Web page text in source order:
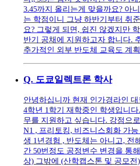
3.45까지 올리는게 맞을까요? 아
는 학점이니 그냥 하반기부터 취
요? 그렇게 되면, 쉽진 않겠지만
반기 공채에 지원하고자 합니다.
추가적인 외부 반도체 교육도 계
Q. 도쿄일렉트론 학사
안녕하십니까 현재 인가경라인
4학년 1학기 재학중인 학생입니
무를 지원하고 싶습니다. 강점으
N1 , 프리토킹, 비즈니스회화 가
생 1년경험 , 반도체는 아니고, 전
간 50번정도 공정변수 변경을 통
상) 그밖에 (산학캡스톤 및 공모